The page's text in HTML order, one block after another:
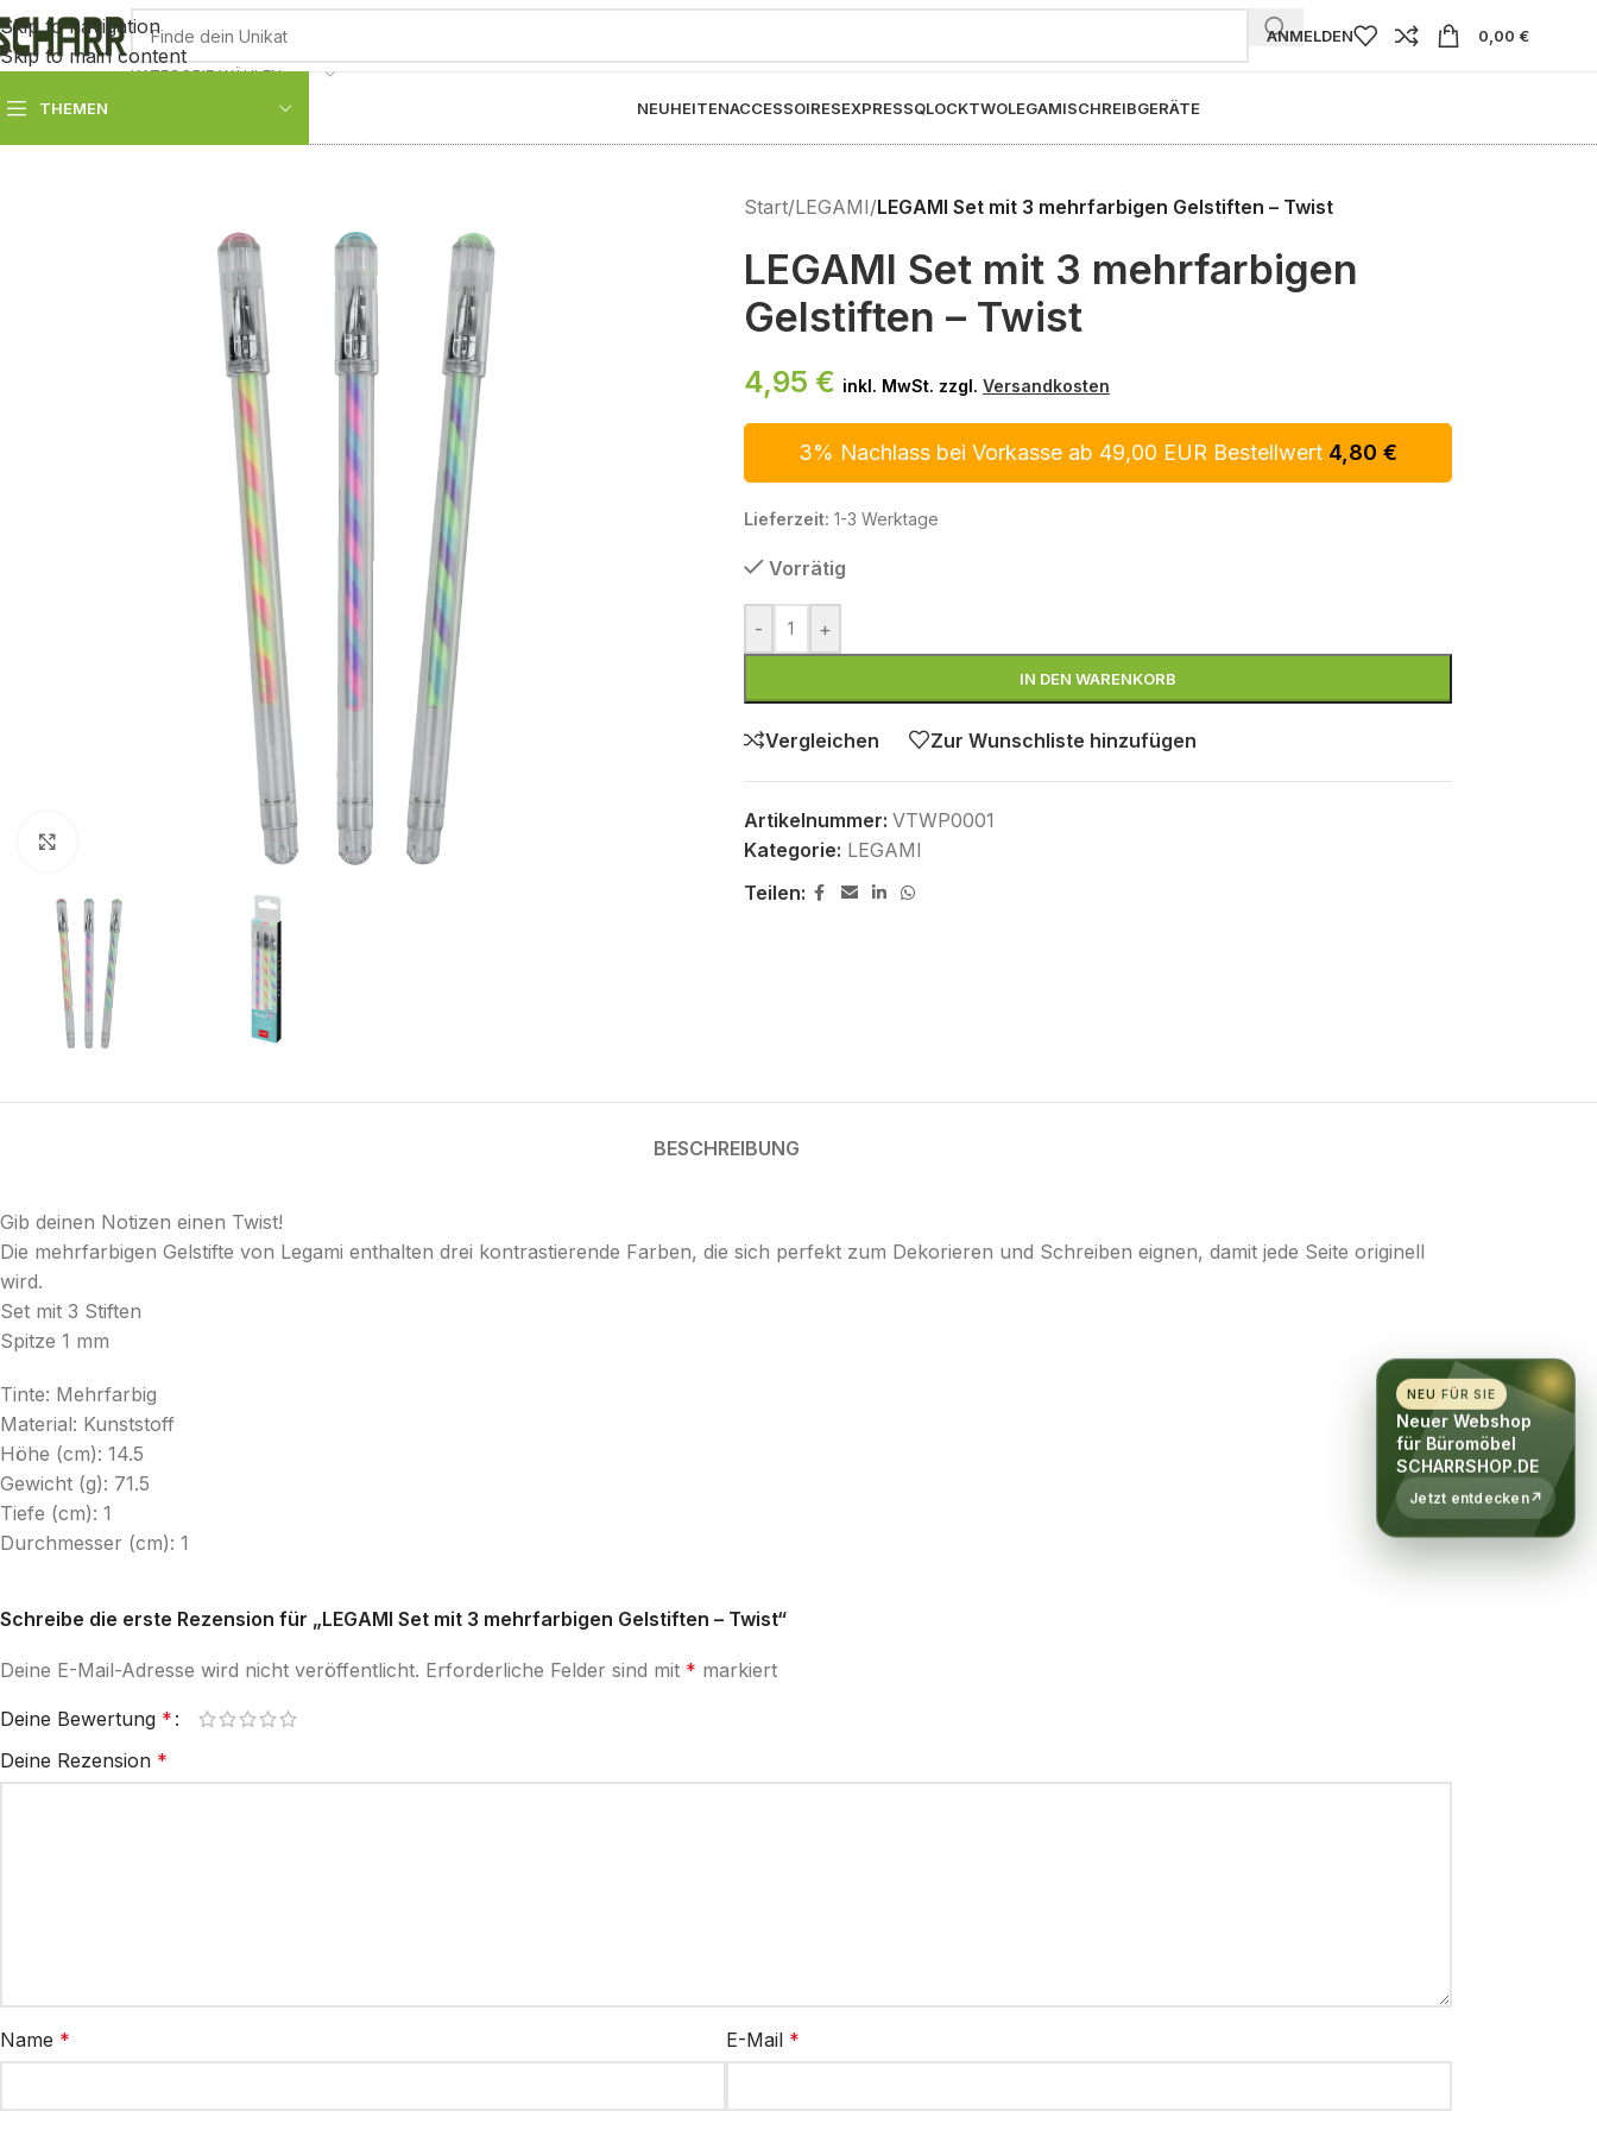
Skip to navigation
Skip to main content
KATEGORIE WÄHLEN
ANMELDEN 0,00 €
THEMEN NEUHEITENACCESSOIRESEXPRESSQLOCKTWOLEGAMISCHREIBGERÄTE
Klick zum Vergrößern
Start/LEGAMI/LEGAMI Set mit 3 mehrfarbigen Gelstiften – Twist
LEGAMI Set mit 3 mehrfarbigen
Gelstiften – Twist
4,95 € inkl. MwSt. zzgl. Versandkosten
3% Nachlass bei Vorkasse ab 49,00 EUR Bestellwert 4,80 €
Lieferzeit: 1-3 Werktage
Vorrätig
- +
IN DEN WARENKORB
Vergleichen Zur Wunschliste hinzufügen
Artikelnummer: VTWP0001
Kategorie: LEGAMI
Teilen:
BESCHREIBUNG
Gib deinen Notizen einen Twist!
Die mehrfarbigen Gelstifte von Legami enthalten drei kontrastierende Farben, die sich perfekt zum Dekorieren und Schreiben eignen, damit jede Seite originell
wird.
Set mit 3 Stiften
Spitze 1 mm
Tinte: Mehrfarbig
Material: Kunststoff
Höhe (cm): 14.5
Gewicht (g): 71.5
Tiefe (cm): 1
Durchmesser (cm): 1
Schreibe die erste Rezension für „LEGAMI Set mit 3 mehrfarbigen Gelstiften – Twist“
Deine E-Mail-Adresse wird nicht veröffentlicht. Erforderliche Felder sind mit * markiert
Deine Bewertung *
Deine Rezension *
Name * E-Mail *
NEU FÜR SIE
Neuer Webshop
für Büromöbel
SCHARRSHOP.DE
Jetzt entdecken↗